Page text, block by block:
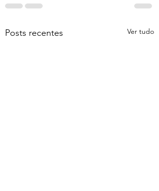
Posts recentes Ver tudo